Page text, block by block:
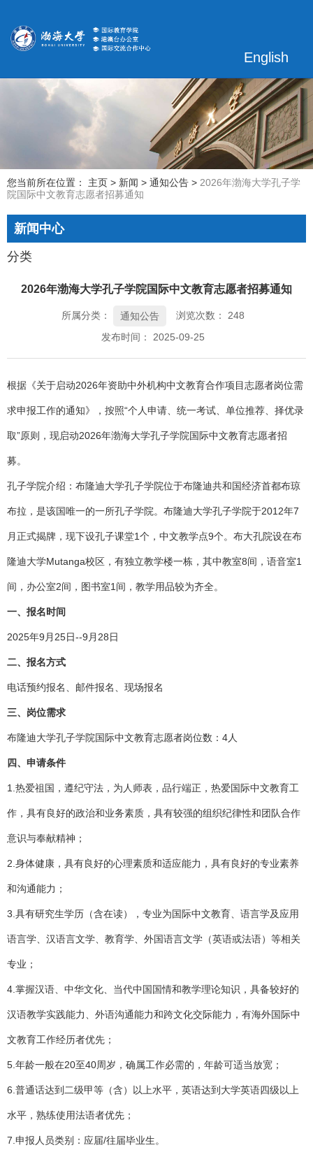
English
您当前所在位置： 主页 > 新闻 > 通知公告 > 2026年渤海大学孔子学
院国际中文教育志愿者招募通知
新闻中心
分类
2026年渤海大学孔子学院国际中文教育志愿者招募通知
所属分类： 通知公告 浏览次数： 248
发布时间： 2025-09-25
根据《关于启动2026年资助中外机构中文教育合作项目志愿者岗位需
求申报工作的通知》，按照“个人申请、统一考试、单位推荐、择优录
取”原则，现启动2026年渤海大学孔子学院国际中文教育志愿者招
募。
孔子学院介绍：布隆迪大学孔子学院位于布隆迪共和国经济首都布琼
布拉，是该国唯一的一所孔子学院。布隆迪大学孔子学院于2012年7
月正式揭牌，现下设孔子课堂1个，中文教学点9个。布大孔院设在布
隆迪大学Mutanga校区，有独立教学楼一栋，其中教室8间，语音室1
间，办公室2间，图书室1间，教学用品较为齐全。
一、报名时间
2025年9月25日--9月28日
二、报名方式
电话预约报名、邮件报名、现场报名
三、岗位需求
布隆迪大学孔子学院国际中文教育志愿者岗位数：4人
四、申请条件
1.热爱祖国，遵纪守法，为人师表，品行端正，热爱国际中文教育工
作，具有良好的政治和业务素质，具有较强的组织纪律性和团队合作
意识与奉献精神；
2.身体健康，具有良好的心理素质和适应能力，具有良好的专业素养
和沟通能力；
3.具有研究生学历（含在读），专业为国际中文教育、语言学及应用
语言学、汉语言文学、教育学、外国语言文学（英语或法语）等相关
专业；
4.掌握汉语、中华文化、当代中国国情和教学理论知识，具备较好的
汉语教学实践能力、外语沟通能力和跨文化交际能力，有海外国际中
文教育工作经历者优先；
5.年龄一般在20至40周岁，确属工作必需的，年龄可适当放宽；
6.普通话达到二级甲等（含）以上水平，英语达到大学英语四级以上
水平，熟练使用法语者优先；
7.申报人员类别：应届/往届毕业生。